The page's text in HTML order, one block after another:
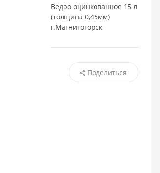
Ведро оцинкованное 15 л
(толщина 0,45мм)
г.Магнитогорск
Поделиться